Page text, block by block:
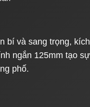
bí và sang trọng,
ngắn 125mm tạo
phố.